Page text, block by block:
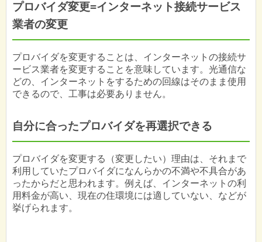
プロバイダ変更=インターネット接続サービス
業者の変更
プロバイダを変更することは、インターネットの接続サ
ービス業者を変更することを意味しています。光通信な
どの、インターネットをするための回線はそのまま使用
できるので、工事は必要ありません。
自分に合ったプロバイダを再選択できる
プロバイダを変更する（変更したい）理由は、それまで
利用していたプロバイダになんらかの不満や不具合があ
ったからだと思われます。例えば、インターネットの利
用料金が高い、現在の住環境には適していない、などが
挙げられます。